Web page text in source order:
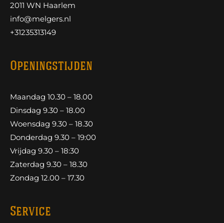
2011 WN Haarlem
info@melgers.nl
+31235313149
Openingstijden
Maandag 10.30 – 18.00
Dinsdag 9.30 – 18.00
Woensdag 9.30 – 18.30
Donderdag 9.30 – 19:00
Vrijdag 9.30 – 18:30
Zaterdag 9.30 – 18.30
Zondag 12.00 – 17.30
Service